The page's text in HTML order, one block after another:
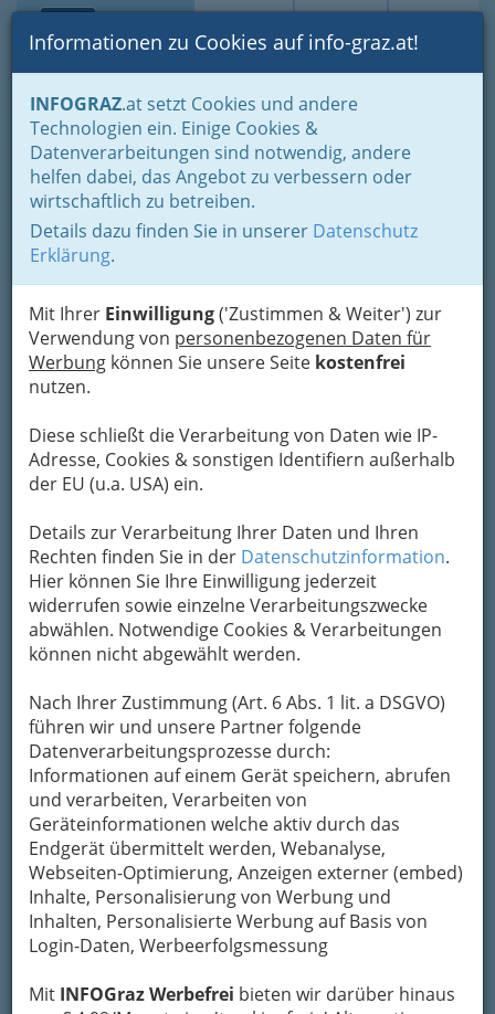
Suche Login Toggle
Informationen zu Cookies auf info-graz.at!
INFOGRAZ.at setzt Cookies und andere
Technologien ein. Einige Cookies &
Datenverarbeitungen sind notwendig, andere
helfen dabei, das Angebot zu verbessern oder
wirtschaftlich zu betreiben.
Details dazu finden Sie in unserer Datenschutz
Erklärung.
Mit Ihrer Einwilligung('Zustimmen & Weiter') zur
Verwendung von personenbezogenen Daten für
Werbung können Sie unsere Seite kostenfrei
nutzen.
Diese schließt die Verarbeitung von Daten wie IP-
Adresse, Cookies & sonstigen Identifiern außerhalb
der EU (u.a. USA) ein.
Details zur Verarbeitung Ihrer Daten und Ihren
Rechten finden Sie in der Datenschutzinformation.
Hier können Sie Ihre Einwilligung jederzeit
widerrufen sowie einzelne Verarbeitungszwecke
abwählen. Notwendige Cookies & Verarbeitungen
können nicht abgewählt werden.
Nach Ihrer Zustimmung (Art. 6 Abs. 1 lit. a DSGVO)
führen wir und unsere Partner folgende
Datenverarbeitungsprozesse durch:
Informationen auf einem Gerät speichern, abrufen
und verarbeiten, Verarbeiten von
Geräteinformationen welche aktiv durch das
Endgerät übermittelt werden, Webanalyse,
Webseiten-Optimierung, Anzeigen externer (embed)
Inhalte, Personalisierung von Werbung und
Inhalten, Personalisierte Werbung auf Basis von
Login-Daten, Werbeerfolgsmessung
Mit INFOGraz Werbefrei bieten wir darüber hinaus
Home Lebens-Guide Jugend Bildung & Arbeit
A.M.
Personalbereitstellungs
GmbH
Kärntnerstraße 418 3.OG, 8054 Graz
+43 316 242 604
Unser Unternehmen wurde von Herrn Markus
Aldrian am 02.03.2001 gegründet.
vorwiegend auf den gewerblichen, industriellen,
sowie auch den kaufmännischen Bereich "Ihres
Unternehmens". Um sich im heutigen Markt
beweisen zu können, werden absolute
Flexibilität, fachliche Kompetenzund nicht
zuletztTop-Qualitätvorausgesetzt.
Genau nach diesen Richtlinien werden wir auch
zukünftig agieren, damit auch neue
Geschäftsverbindungen auf einer soliden Basis
starten können.
Um Ihren Erwartungen hinsichtlichQualitätin
Verbindung mit Flexibilität gerecht zu werden,
haben wir dasEinsatzgebiet unserer
Mitarbeitervom österreichischen über den
gesamten europäischen Marktbis hin zu
weltweiten Einsatzortenausgedehnt.